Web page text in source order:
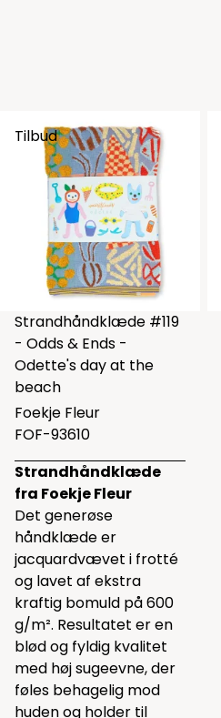
Tilbud
Strandhåndklæde #119
- Odds & Ends -
Odette's day at the
beach
Foekje Fleur
FOF-93610
Strandhåndklæde
fra Foekje Fleur
Det generøse
håndklæde er
jacquardvævet i frotté
og lavet af ekstra
kraftig bomuld på 600
g/m². Resultatet er en
blød og fyldig kvalitet
med høj sugeevne, der
føles behagelig mod
huden og holder til